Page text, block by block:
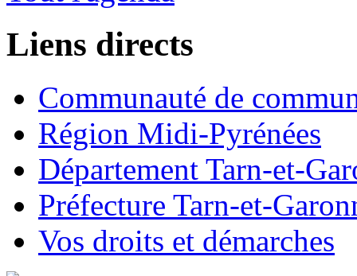
Liens directs
Communauté de
Région Midi-Pyrénées
Département Tarn-et-
Préfecture Tarn-et-
Vos droits et démarches